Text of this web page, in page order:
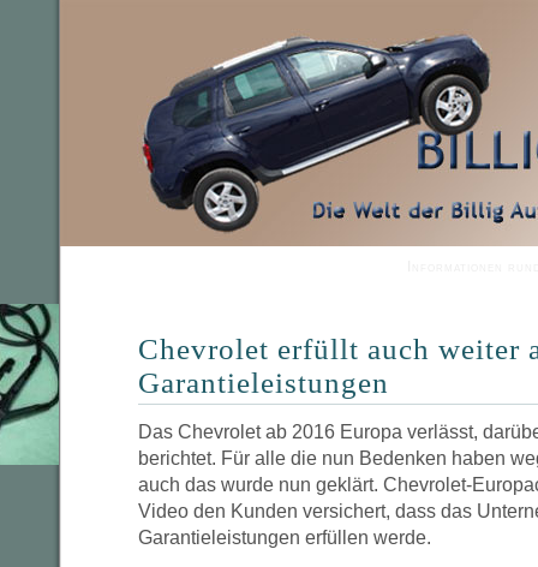
Chevrolet erfüllt auch weiter
Garantieleistungen
Das Chevrolet ab 2016 Europa verlässt,
berichtet. Für alle die nun Bedenken haben
auch das wurde nun geklärt. Chevrolet-
Video den Kunden versichert, dass das
Garantieleistungen erfüllen werde.